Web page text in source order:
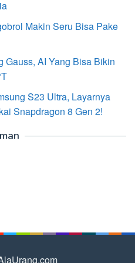
Makin Seru Bisa Pake
Gauss, AI Yang Bisa Bikin
S23 Ultra, Layarnya
Snapdragon 8 Gen 2!